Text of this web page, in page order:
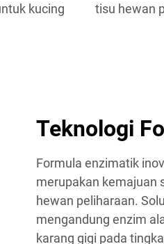
kucing tisu hewan
Teknologi
Formula enzimatik
merupakan kemajuan
hewan peliharaan.
mengandung enzim
karang gigi pada